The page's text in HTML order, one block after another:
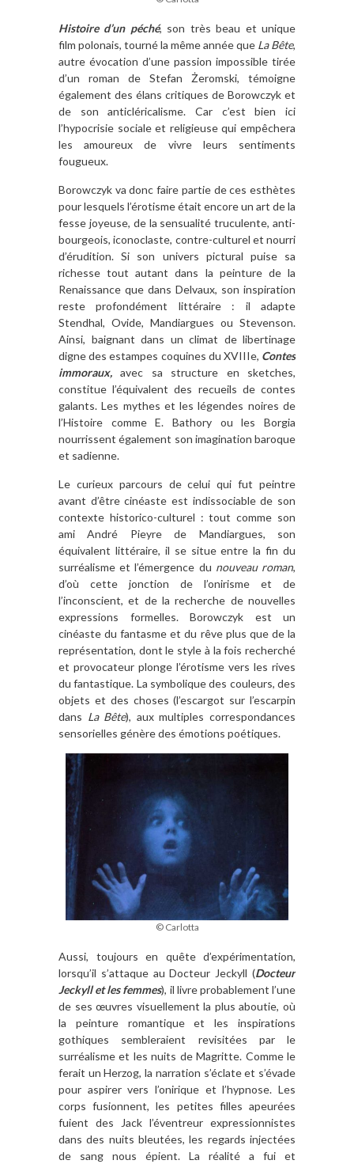
Histoire d’un péché, son très beau et unique
film polonais, tourné la même année que La Bête,
autre évocation d’une passion impossible tirée
d’un roman de Stefan Żeromski, témoigne
également des élans critiques de Borowczyk et
de son anticléricalisme. Car c’est bien ici
l’hypocrisie sociale et religieuse qui empêchera
les amoureux de vivre leurs sentiments
fougueux.
Borowczyk va donc faire partie de ces esthètes
pour lesquels l’érotisme était encore un art de la
fesse joyeuse, de la sensualité truculente, anti-
bourgeois, iconoclaste, contre-culturel et nourri
d’érudition. Si son univers pictural puise sa
richesse tout autant dans la peinture de la
Renaissance que dans Delvaux, son inspiration
reste profondément littéraire : il adapte
Stendhal, Ovide, Mandiargues ou Stevenson.
Ainsi, baignant dans un climat de libertinage
digne des estampes coquines du XVIIIe, Contes
immoraux,avec sa structure en sketches,
constitue l’équivalent des recueils de contes
galants. Les mythes et les légendes noires de
l’Histoire comme E. Bathory ou les Borgia
nourrissent également son imagination baroque
et sadienne.
Le curieux parcours de celui qui fut peintre
avant d’être cinéaste est indissociable de son
contexte historico-culturel : tout comme son
amiAndré Pieyre de Mandiargues, son
équivalent littéraire, il se situe entre la fin du
surréalisme et l’émergence du nouveau roman,
d’où cette jonction de l’onirisme et de
l’inconscient, et de la recherche de nouvelles
expressions formelles. Borowczyk est un
cinéaste du fantasme et du rêve plus que de la
représentation, dont le style à la fois recherché
et provocateur plonge l’érotisme vers les rives
du fantastique. La symbolique des couleurs, des
objets et des choses (l’escargot sur l’escarpin
dans La Bête), aux multiples correspondances
sensorielles génère des émotions poétiques.
© Carlotta
Aussi, toujours en quête d’expérimentation,
lorsqu’il s’attaque au Docteur Jeckyll (Docteur
Jeckyll et les femmes), il livre probablement l’une
de ses œuvres visuellement la plus aboutie, où
la peinture romantique et les inspirations
gothiques sembleraient revisitées par le
surréalisme et les nuits de Magritte. Comme le
ferait un Herzog, la narration s’éclate et s’évade
pour aspirer vers l’onirique et l’hypnose. Les
corps fusionnent, les petites filles apeurées
fuient des Jack l’éventreur expressionnistes
dans des nuits bleutées, les regards injectées
de sang nous épient. La réalité a fui et